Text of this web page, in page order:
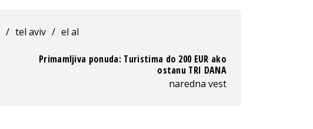
/ tel aviv / el al
Primamljiva ponuda: Turistima do 200 EUR ako
ostanu TRI DANA
naredna vest